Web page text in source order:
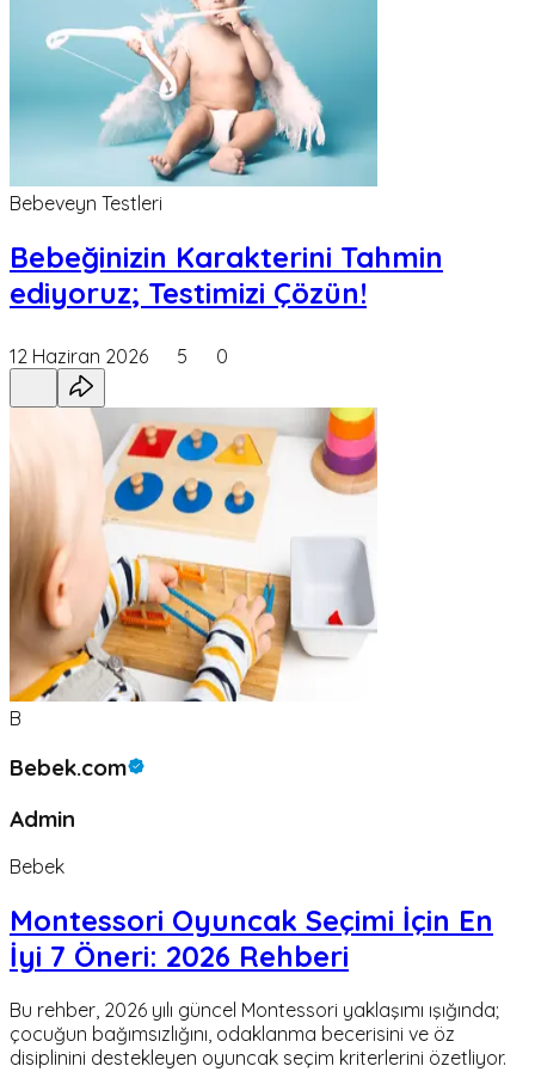
Bebeveyn Testleri
Bebeğinizin Karakterini Tahmin
ediyoruz; Testimizi Çözün!
12 Haziran 2026 5 0
B
Bebek.com
Admin
Bebek
Montessori Oyuncak Seçimi İçin En
İyi 7 Öneri: 2026 Rehberi
Bu rehber, 2026 yılı güncel Montessori yaklaşımı ışığında;
çocuğun bağımsızlığını, odaklanma becerisini ve öz
disiplinini destekleyen oyuncak seçim kriterlerini özetliyor.